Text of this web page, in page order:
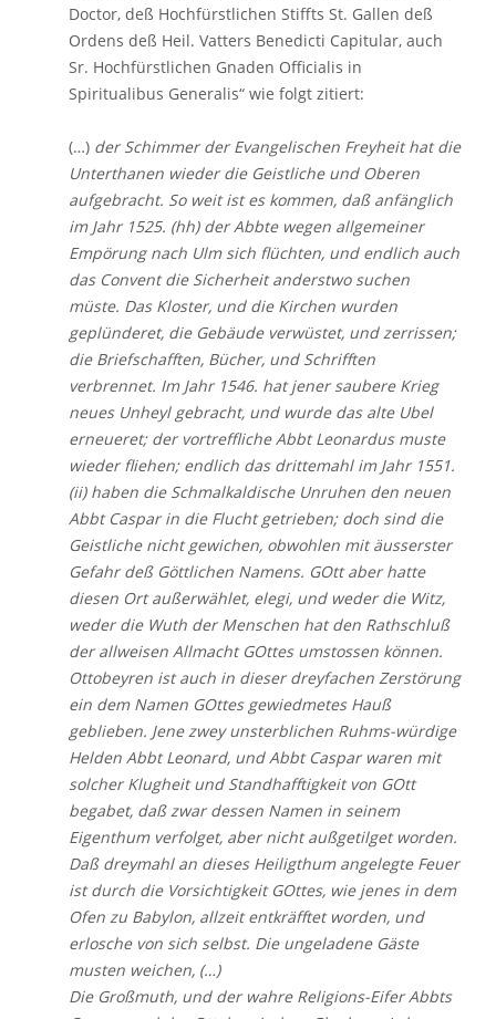
Doctor, deß Hochfürstlichen Stiffts St. Gallen deß
Ordens deß Heil. Vatters Benedicti Capitular, auch
Sr. Hochfürstlichen Gnaden Officialis in
Spiritualibus Generalis“ wie folgt zitiert:
(…) der Schimmer der Evangelischen Freyheit hat die
Unterthanen wieder die Geistliche und Oberen
aufgebracht. So weit ist es kommen, daß anfänglich
im Jahr 1525. (hh) der Abbte wegen allgemeiner
Empörung nach Ulm sich flüchten, und endlich auch
das Convent die Sicherheit anderstwo suchen
müste. Das Kloster, und die Kirchen wurden
geplünderet, die Gebäude verwüstet, und zerrissen;
die Briefschafften, Bücher, und Schrifften
verbrennet. Im Jahr 1546. hat jener saubere Krieg
neues Unheyl gebracht, und wurde das alte Ubel
erneueret; der vortreffliche Abbt Leonardus muste
wieder fliehen; endlich das drittemahl im Jahr 1551.
(ii) haben die Schmalkaldische Unruhen den neuen
Abbt Caspar in die Flucht getrieben; doch sind die
Geistliche nicht gewichen, obwohlen mit äusserster
Gefahr deß Göttlichen Namens. GOtt aber hatte
diesen Ort außerwählet, elegi, und weder die Witz,
weder die Wuth der Menschen hat den Rathschluß
der allweisen Allmacht GOttes umstossen können.
Ottobeyren ist auch in dieser dreyfachen Zerstörung
ein dem Namen GOttes gewiedmetes Hauß
geblieben. Jene zwey unsterblichen Ruhms-würdige
Helden Abbt Leonard, und Abbt Caspar waren mit
solcher Klugheit und Standhafftigkeit von GOtt
begabet, daß zwar dessen Namen in seinem
Eigenthum verfolget, aber nicht außgetilget worden.
Daß dreymahl an dieses Heiligthum angelegte Feuer
ist durch die Vorsichtigkeit GOttes, wie jenes in dem
Ofen zu Babylon, allzeit entkräfftet worden, und
erlosche von sich selbst. Die ungeladene Gäste
musten weichen, (…)
Die Großmuth, und der wahre Religions-Eifer Abbts